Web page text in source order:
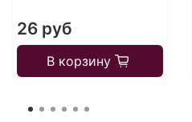
26 руб
В корзину